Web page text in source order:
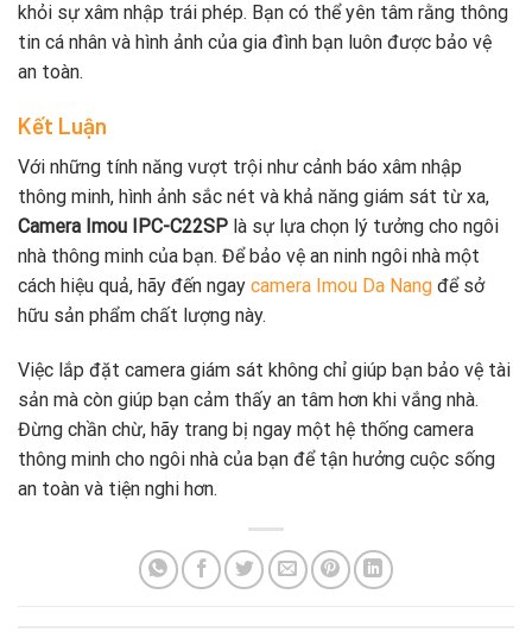
khỏi sự xâm nhập trái phép. Bạn có thể yên tâm rằng thông
tin cá nhân và hình ảnh của gia đình bạn luôn được bảo vệ
an toàn.
Kết Luận
Với những tính năng vượt trội như cảnh báo xâm nhập
thông minh, hình ảnh sắc nét và khả năng giám sát từ xa,
Camera Imou IPC-C22SP là sự lựa chọn lý tưởng cho ngôi
nhà thông minh của bạn. Để bảo vệ an ninh ngôi nhà một
cách hiệu quả, hãy đến ngay camera Imou Da Nang để sở
hữu sản phẩm chất lượng này.
Việc lắp đặt camera giám sát không chỉ giúp bạn bảo vệ tài
sản mà còn giúp bạn cảm thấy an tâm hơn khi vắng nhà.
Đừng chần chừ, hãy trang bị ngay một hệ thống camera
thông minh cho ngôi nhà của bạn để tận hưởng cuộc sống
an toàn và tiện nghi hơn.